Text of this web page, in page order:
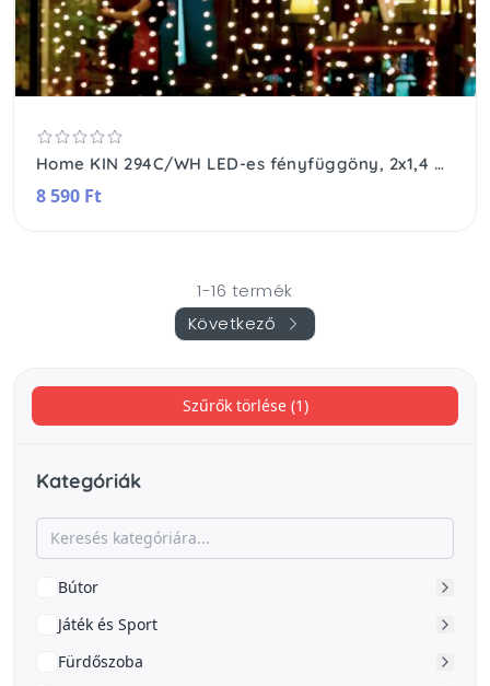
Szűrők törlése (1)
Kategóriák
Bútor
Játék és Sport
Fürdőszoba
Home KIN 294C/WH LED-es fényfüggöny, 2x1,4 m / 294 db hidegfehér LED, fehér vezeték, állófényű, hálózati adapter, kül- és beltéri kivitel
8 590 Ft
1-16 termék
Következő